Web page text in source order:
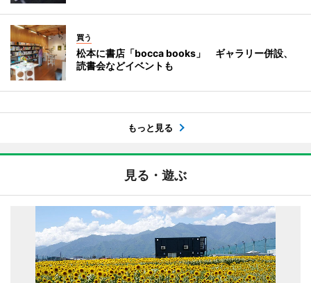
買う
松本に書店「bocca books」 ギャラリー併設、
読書会などイベントも
もっと見る
見る・遊ぶ